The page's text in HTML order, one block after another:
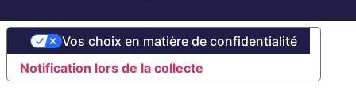
Notification lors de la collecte
Vos choix en matière de confidentialité